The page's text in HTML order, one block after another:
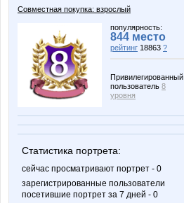
Совместная покупка: взрослый
популярность:
844 место
рейтинг 18863 ?
Привилегированный
пользователь 8
уровня
Статистика портрета:
сейчас просматривают портрет - 0
зарегистрированные пользователи
посетившие портрет за 7 дней - 0